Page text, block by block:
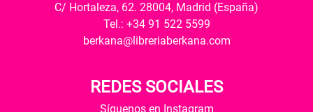
C/ Hortaleza, 62. 28004, Madrid (España)
Tel.: +34 91 522 5599
berkana@libreriaberkana.com
REDES SOCIALES
Síguenos en Instagram